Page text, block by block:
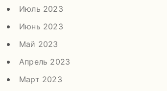
Июль 2023
Июнь 2023
Май 2023
Апрель 2023
Март 2023